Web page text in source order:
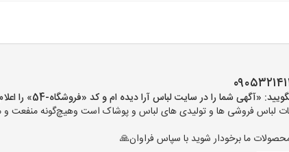
شما را در سایت لباس آرا دیده ام و کد «فروشگاه-54» را اعلام کنید»
لباس فروشی ها و تولیدی های لباس و پوشاک است وهیچ‌گونه منفعت و
ما برخودار شوید با سپاس فراوان🙏